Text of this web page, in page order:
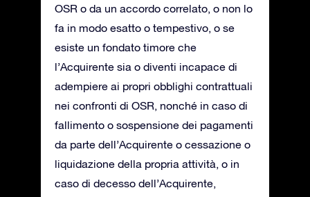
OSR o da un accordo correlato, o non lo
fa in modo esatto o tempestivo, o se
esiste un fondato timore che
l’Acquirente sia o diventi incapace di
adempiere ai propri obblighi contrattuali
nei confronti di OSR, nonché in caso di
fallimento o sospensione dei pagamenti
da parte dell’Acquirente o cessazione o
liquidazione della propria attività, o in
caso di decesso dell’Acquirente,